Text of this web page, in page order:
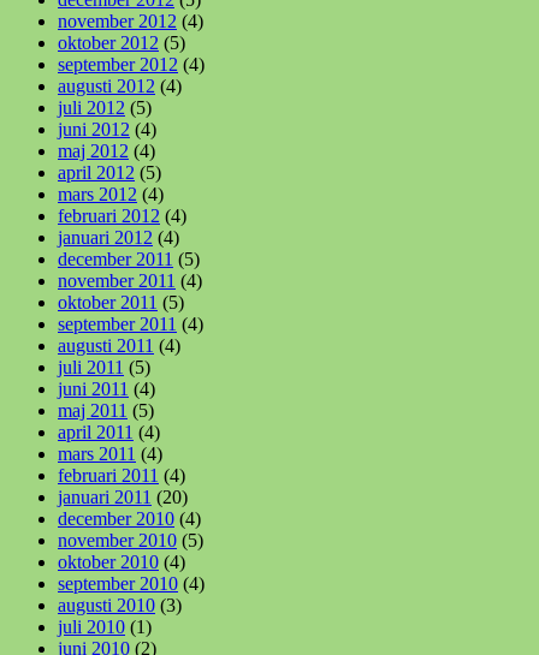
november 2012 (4)
oktober 2012 (5)
september 2012 (4)
augusti 2012 (4)
juli 2012 (5)
juni 2012 (4)
maj 2012 (4)
april 2012 (5)
mars 2012 (4)
februari 2012 (4)
januari 2012 (4)
december 2011 (5)
november 2011 (4)
oktober 2011 (5)
september 2011 (4)
augusti 2011 (4)
juli 2011 (5)
juni 2011 (4)
maj 2011 (5)
april 2011 (4)
mars 2011 (4)
februari 2011 (4)
januari 2011 (20)
december 2010 (4)
november 2010 (5)
oktober 2010 (4)
september 2010 (4)
augusti 2010 (3)
juli 2010 (1)
juni 2010 (2)